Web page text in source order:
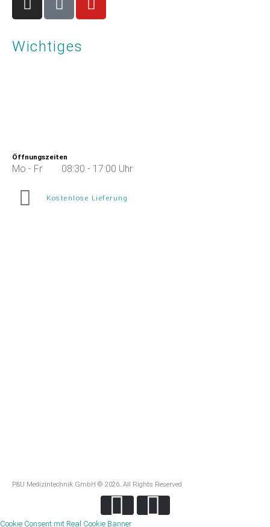
Wichtiges
Öffnungszeiten
Mo - Fr 08:30 - 17:00 Uhr
Kostenlose Lieferung
P&U Medizintechnik GmbH © 2026. All Rights Reserved
Cookie Consent mit Real Cookie Banner